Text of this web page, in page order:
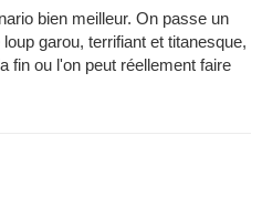
bien meilleur. On passe un
garou, terrifiant et titanesque,
fin ou l'on peut réellement faire